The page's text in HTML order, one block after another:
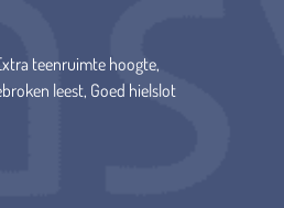
teenruimte hoogte,
leest, Goed hielslot